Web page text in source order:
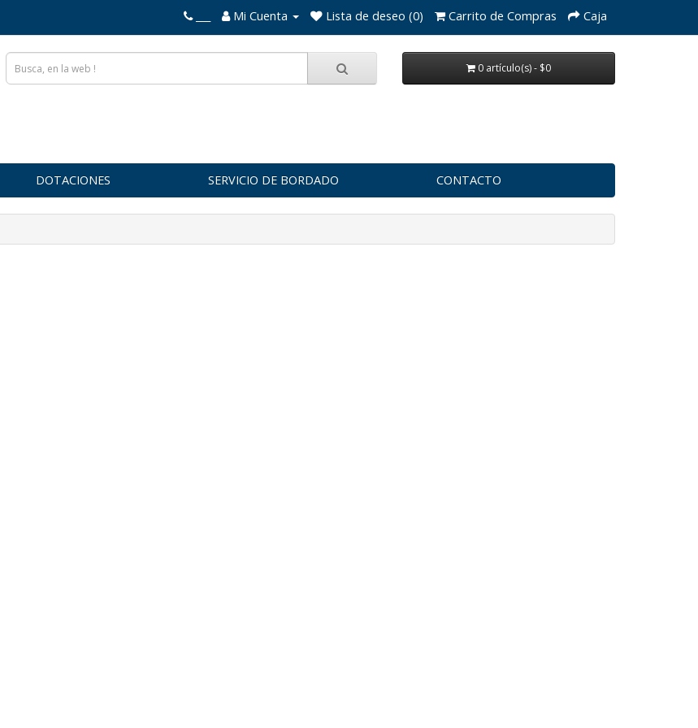
Mi Cuenta Lista de deseo (0) Carrito de Compras Caja
0 artículo(s) - $0
DOTACIONES SERVICIO DE BORDADO CONTACTO